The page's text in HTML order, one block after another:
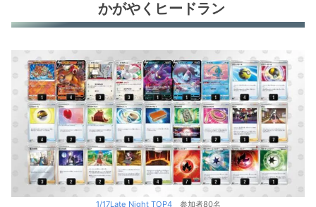
かがやくヒードラン
1/17Late Night TOP4参加者80名